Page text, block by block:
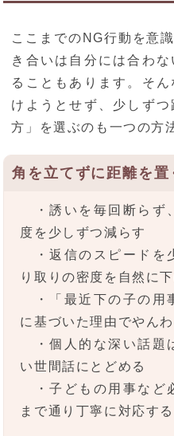
ここまでのNG行動を意
き合いは自分には合わ
ることもあります。そ
けようとせず、少しず
方」を選ぶのも一つの方
角を立てずに距離を置
・誘いを毎回断らず
度を少しずつ減らす
・返信のスピードを
り取りの密度を自然に
・「最近下の子の用
に基づいた理由でやん
・個人的な深い話題
い世間話にとどめる
・子どもの用事など
まで通り丁寧に対応する